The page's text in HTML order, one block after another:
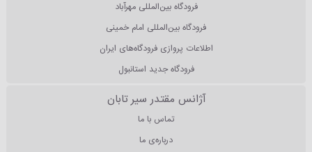
فرودگاه بین‌المللی مهرآباد
فرودگاه بین‌المللی امام خمینی
اطلاعات پروازی فرودگاه‌های ایران
فرودگاه جدید استانبول
آژانس مقتدر سیر تابان
تماس با ما
درباره‌ی ما